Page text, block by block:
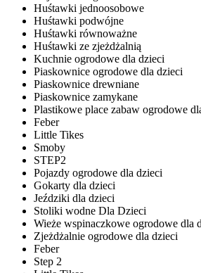
Huśtawki jednoosobowe
Huśtawki podwójne
Huśtawki równoważne
Huśtawki ze zjeżdżalnią
Kuchnie ogrodowe dla dzieci
Piaskownice ogrodowe dla dzieci
Piaskownice drewniane
Piaskownice zamykane
Plastikowe place zabaw ogrodowe
Feber
Little Tikes
Smoby
STEP2
Pojazdy ogrodowe dla dzieci
Gokarty dla dzieci
Jeździki dla dzieci
Stoliki wodne Dla Dzieci
Wieże wspinaczkowe ogrodowe dla
Zjeżdżalnie ogrodowe dla dzieci
Feber
Step 2